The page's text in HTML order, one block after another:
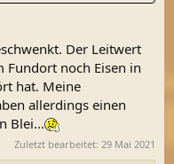
Der Leitwert
Fundort noch Eisen in
hat. Meine
allerdings einen
Blei...
Zuletzt bearbeitet: 29 Mai 2021